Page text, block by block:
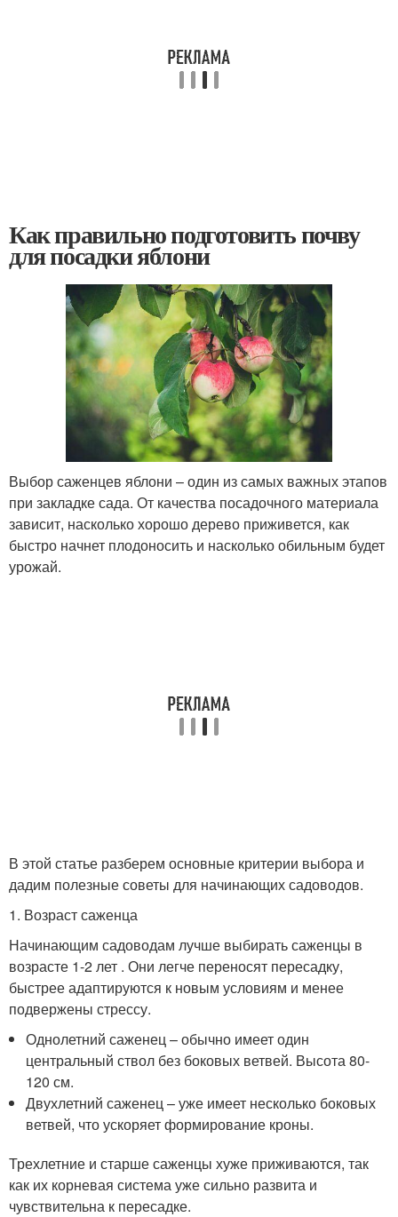
Как правильно подготовить почву
для посадки яблони
Выбор саженцев яблони – один из самых важных этапов
при закладке сада. От качества посадочного материала
зависит, насколько хорошо дерево приживется, как
быстро начнет плодоносить и насколько обильным будет
урожай.
В этой статье разберем основные критерии выбора и
дадим полезные советы для начинающих садоводов.
1. Возраст саженца
Начинающим садоводам лучше выбирать саженцы в
возрасте 1-2 лет . Они легче переносят пересадку,
быстрее адаптируются к новым условиям и менее
подвержены стрессу.
Однолетний саженец – обычно имеет один
центральный ствол без боковых ветвей. Высота 80-
120 см.
Двухлетний саженец – уже имеет несколько боковых
ветвей, что ускоряет формирование кроны.
Трехлетние и старше саженцы хуже приживаются, так
как их корневая система уже сильно развита и
чувствительна к пересадке.